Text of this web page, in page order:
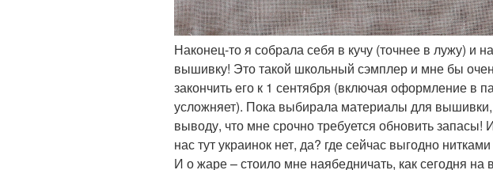
Наконец-то я собрала себя в кучу (точнее в лужу) и
вышивку! Это такой школьный сэмплер и мне бы
закончить его к 1 сентября (включая оформление в
усложняет). Пока выбирала материалы для
выводу, что мне срочно требуется обновить запасы!
нас тут украинок нет, да? где сейчас выгодно
И о жаре – стоило мне наябедничать, как сегодня на